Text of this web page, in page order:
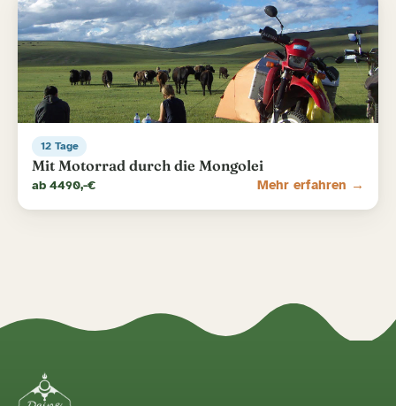
12 Tage
Mit Motorrad durch die Mongolei
ab 4490,-€ Mehr erfahren →